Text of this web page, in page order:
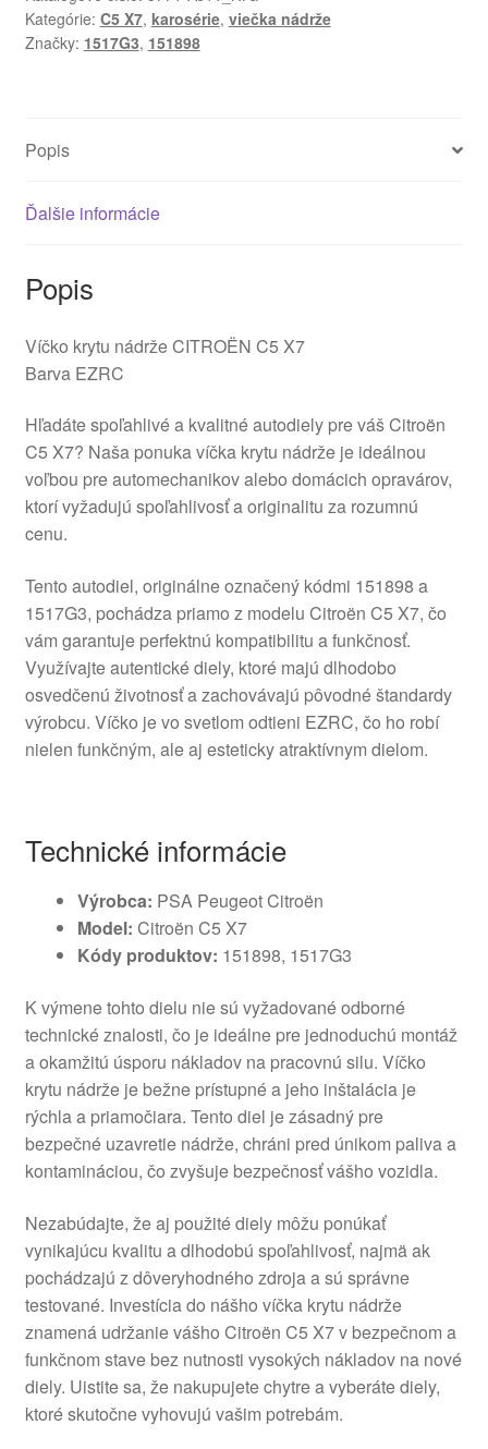
Kategórie: C5 X7, karosérie, viečka nádrže
Značky: 1517G3, 151898
Popis
Ďalšie informácie
Popis
Víčko krytu nádrže CITROËN C5 X7
Barva EZRC
Hľadáte spoľahlivé a kvalitné autodiely pre váš Citroën
C5 X7? Naša ponuka víčka krytu nádrže je ideálnou
voľbou pre automechanikov alebo domácich opravárov,
ktorí vyžadujú spoľahlivosť a originalitu za rozumnú
cenu.
Tento autodiel, originálne označený kódmi 151898 a
1517G3, pochádza priamo z modelu Citroën C5 X7, čo
vám garantuje perfektnú kompatibilitu a funkčnosť.
Využívajte autentické diely, ktoré majú dlhodobo
osvedčenú životnosť a zachovávajú pôvodné štandardy
výrobcu. Víčko je vo svetlom odtieni EZRC, čo ho robí
nielen funkčným, ale aj esteticky atraktívnym dielom.
Technické informácie
Výrobca: PSA Peugeot Citroën
Model: Citroën C5 X7
Kódy produktov: 151898, 1517G3
K výmene tohto dielu nie sú vyžadované odborné
technické znalosti, čo je ideálne pre jednoduchú montáž
a okamžitú úsporu nákladov na pracovnú silu. Víčko
krytu nádrže je bežne prístupné a jeho inštalácia je
rýchla a priamočiara. Tento diel je zásadný pre
bezpečné uzavretie nádrže, chráni pred únikom paliva a
kontamináciou, čo zvyšuje bezpečnosť vášho vozidla.
Nezabúdajte, že aj použité diely môžu ponúkať
vynikajúcu kvalitu a dlhodobú spoľahlivosť, najmä ak
pochádzajú z dôveryhodného zdroja a sú správne
testované. Investícia do nášho víčka krytu nádrže
znamená udržanie vášho Citroën C5 X7 v bezpečnom a
funkčnom stave bez nutnosti vysokých nákladov na nové
diely. Uistite sa, že nakupujete chytre a vyberáte diely,
ktoré skutočne vyhovujú vašim potrebám.